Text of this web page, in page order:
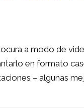
a modo de
en formato
– algunas